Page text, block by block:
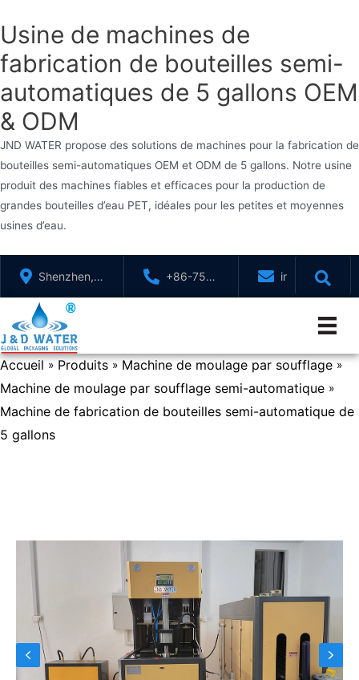
Usine de machines de
fabrication de bouteilles semi-
automatiques de 5 gallons OEM
& ODM
JND WATER propose des solutions de machines pour la fabrication de
bouteilles semi-automatiques OEM et ODM de 5 gallons. Notre usine
produit des machines fiables et efficaces pour la production de
grandes bouteilles d’eau PET, idéales pour les petites et moyennes
usines d’eau.
contenu
Shenzhen,
GuangDong,
Chine
+86-755-
88321071
Accueil » Produits » Machine de moulage par soufflage »
Machine de moulage par soufflage semi-automatique »
Machine de fabrication de bouteilles semi-automatique de
5 gallons